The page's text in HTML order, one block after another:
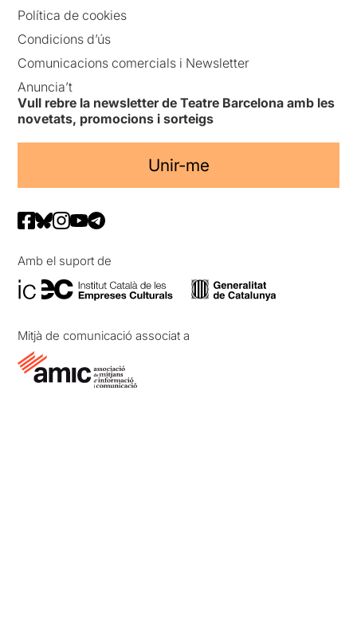
Política de cookies
Condicions d’ús
Comunicacions comercials i Newsletter
Anuncia’t
Vull rebre la newsletter de Teatre Barcelona amb les
novetats, promocions i sorteigs
Unir-me
Amb el suport de
Mitjà de comunicació associat a